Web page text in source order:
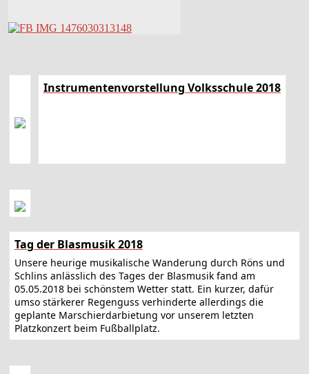
Instrumentenvorstellung Volksschule 2018
Tag der Blasmusik 2018
Unsere heurige musikalische Wanderung durch Röns und
Schlins anlässlich des Tages der Blasmusik fand am
05.05.2018 bei schönstem Wetter statt. Ein kurzer, dafür
umso stärkerer Regenguss verhinderte allerdings die
geplante Marschierdarbietung vor unserem letzten
Platzkonzert beim Fußballplatz.